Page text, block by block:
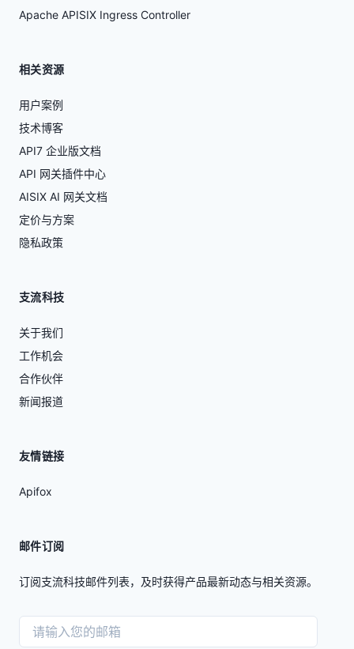
Apache APISIX Ingress Controller
相关资源
用户案例
技术博客
API7 企业版文档
API 网关插件中心
AISIX AI 网关文档
定价与方案
隐私政策
支流科技
关于我们
工作机会
合作伙伴
新闻报道
友情链接
Apifox
邮件订阅
订阅支流科技邮件列表，及时获得产品最新动态与相关资源。